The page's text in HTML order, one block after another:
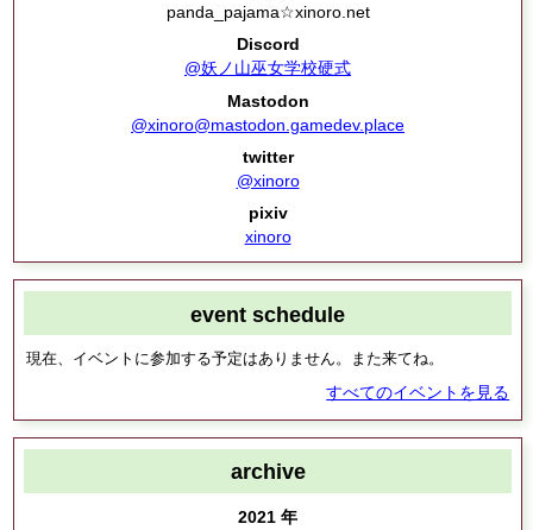
panda_pajama☆xinoro.net
Discord
@妖ノ山巫女学校硬式
Mastodon
@xinoro@mastodon.gamedev.place
twitter
@xinoro
pixiv
xinoro
event schedule
現在、イベントに参加する予定はありません。また来てね。
すべてのイベントを見る
archive
2021 年